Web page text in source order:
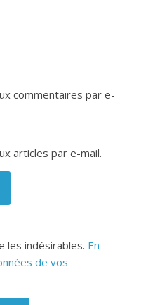
commentaires par e-
articles par e-mail.
les indésirables. En
de vos